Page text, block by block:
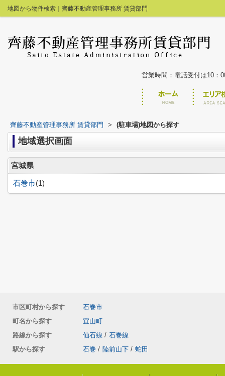
地図から物件検索｜齊藤不動産管理事務所 賃貸部門
営業時間：電話受付は10：
齊藤不動産管理事務所 賃貸部門 > (駐車場)地図から探す
地域選択画面
宮城県
石巻市(1)
市区町村から探す
石巻市
町名から探す
宜山町
路線から探す
仙石線 / 石巻線
駅から探す
石巻 / 陸前山下 / 蛇田